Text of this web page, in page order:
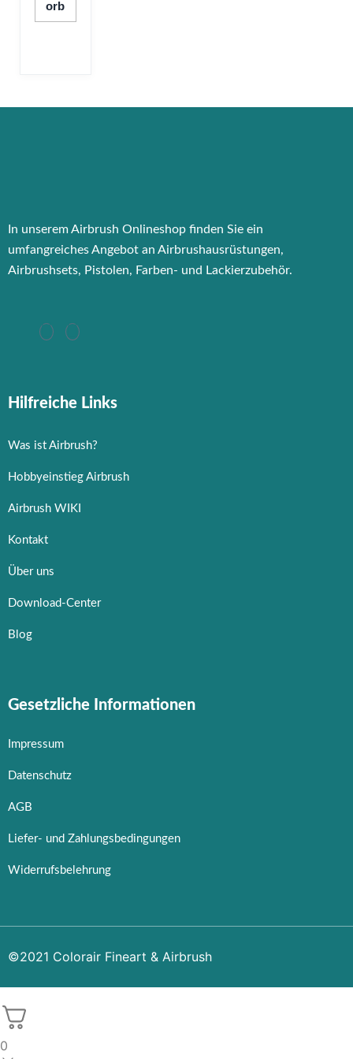
Orb
In unserem Airbrush Onlineshop finden Sie ein
umfangreiches Angebot an Airbrushausrüstungen,
Airbrushsets, Pistolen, Farben- und Lackierzubehör.
Hilfreiche Links
Was ist Airbrush?
Hobbyeinstieg Airbrush
Airbrush WIKI
Kontakt
Über uns
Download-Center
Blog
Gesetzliche Informationen
Impressum
Datenschutz
AGB
Liefer- und Zahlungsbedingungen
Widerrufsbelehrung
©2021 Colorair Fineart & Airbrush
0